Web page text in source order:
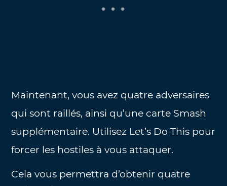
Maintenant, vous avez quatre adversaires
qui sont raillés, ainsi qu’une carte Smash
supplémentaire. Utilisez Let’s Do This pour
forcer les hostiles à vous attaquer.
Cela vous permettra d’obtenir quatre